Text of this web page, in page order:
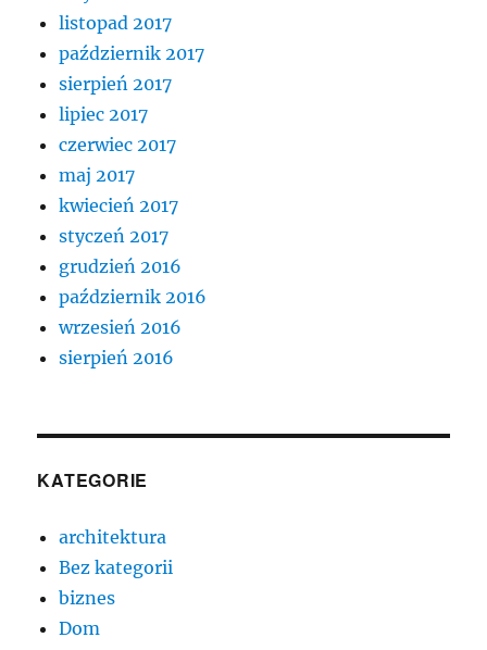
listopad 2017
październik 2017
sierpień 2017
lipiec 2017
czerwiec 2017
maj 2017
kwiecień 2017
styczeń 2017
grudzień 2016
październik 2016
wrzesień 2016
sierpień 2016
KATEGORIE
architektura
Bez kategorii
biznes
Dom